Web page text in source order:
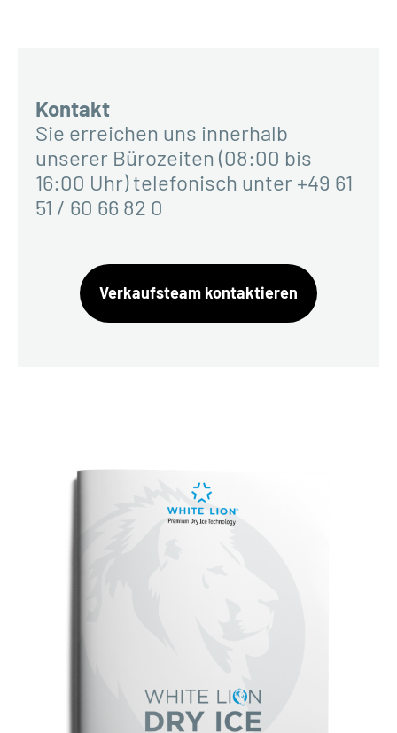
Kontakt
Sie erreichen uns innerhalb
unserer Bürozeiten (08:00 bis
16:00 Uhr) telefonisch unter +49 61
51 / 60 66 82 0
Verkaufsteam kontaktieren